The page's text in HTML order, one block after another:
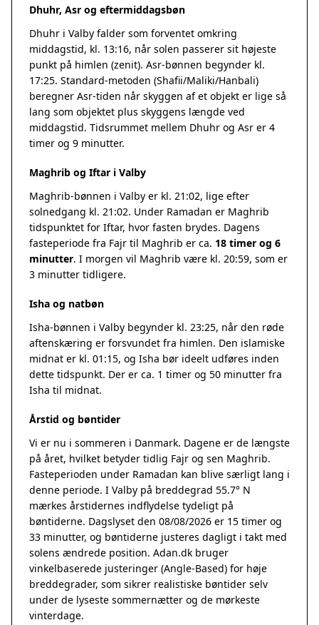
Dhuhr, Asr og eftermiddagsbøn
Dhuhr i Valby falder som forventet omkring
middagstid, kl. 13:16, når solen passerer sit højeste
punkt på himlen (zenit). Asr-bønnen begynder kl.
17:25. Standard-metoden (Shafii/Maliki/Hanbali)
beregner Asr-tiden når skyggen af et objekt er lige så
lang som objektet plus skyggens længde ved
middagstid. Tidsrummet mellem Dhuhr og Asr er 4
timer og 9 minutter.
Maghrib og Iftar i Valby
Maghrib-bønnen i Valby er kl. 21:02, lige efter
solnedgang kl. 21:02. Under Ramadan er Maghrib
tidspunktet for Iftar, hvor fasten brydes. Dagens
fasteperiode fra Fajr til Maghrib er ca. 18 timer og 6
minutter. I morgen vil Maghrib være kl. 20:59, som er
3 minutter tidligere.
Isha og natbøn
Isha-bønnen i Valby begynder kl. 23:25, når den røde
aftenskæring er forsvundet fra himlen. Den islamiske
midnat er kl. 01:15, og Isha bør ideelt udføres inden
dette tidspunkt. Der er ca. 1 timer og 50 minutter fra
Isha til midnat.
Årstid og bøntider
Vi er nu i sommeren i Danmark. Dagene er de længste
på året, hvilket betyder tidlig Fajr og sen Maghrib.
Fasteperioden under Ramadan kan blive særligt lang i
denne periode. I Valby på breddegrad 55.7° N
mærkes årstidernes indflydelse tydeligt på
bøntiderne. Dagslyset den 08/08/2026 er 15 timer og
33 minutter, og bøntiderne justeres dagligt i takt med
solens ændrede position. Adan.dk bruger
vinkelbaserede justeringer (Angle-Based) for høje
breddegrader, som sikrer realistiske bøntider selv
under de lyseste sommernætter og de mørkeste
vinterdage.